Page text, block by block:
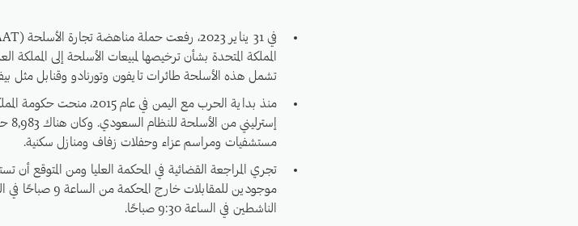
المملكة المتحدة بشأن ترخيصها لمبيعات الأسلحة إلى
تشمل هذه الأسلحة طائرات تايفون وتورنادو وقنابل مثل
مستشفيات ومراسم عزاء وحفلات زفاف ومنازل سكنية.
موجودين
الناشطين في الساعة 9:30 صباحًا.